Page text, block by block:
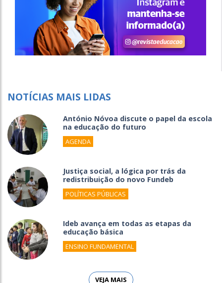
NOTÍCIAS MAIS LIDAS
António Nóvoa discute o papel da escola
na educação do futuro
AGENDA
Justiça social, a lógica por trás da
redistribuição do novo Fundeb
POLÍTICAS PÚBLICAS
Ideb avança em todas as etapas da
educação básica
ENSINO FUNDAMENTAL
VEJA MAIS